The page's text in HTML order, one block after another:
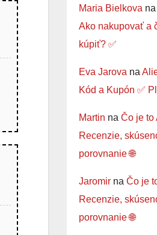
Maria Bielkova na
Ako nakupovať a
kúpiť? ✅
Eva Jarova na
Kód a Kupón ✅
Martin na Čo je to
Recenzie,
porovnanie 🌐
Jaromirna Čo je
Recenzie,
porovnanie 🌐